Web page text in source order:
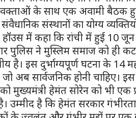
के साथ एक अवामी बैठक
संस्थानों का योग्य
में कहा कि रांची में हुई 10 जून
पुलिस ने मुस्लिम समाज को ही
है। इस दुर्भाग्यपूर्ण घटना के
अब सार्वजनिक होनी चाहिए।
मुख्यमंत्री हेमंत सोरेन को भी एक
उम्मीद है कि हेमंत सरकार